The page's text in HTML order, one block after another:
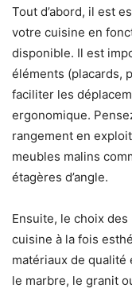
Tout d’abord, il est
votre cuisine en
disponible. Il est
éléments (placards,
faciliter les
ergonomique.
rangement en
meubles malins
étagères d’angle.
Ensuite, le choix
cuisine à la fois
matériaux de qualité
le marbre, le granit